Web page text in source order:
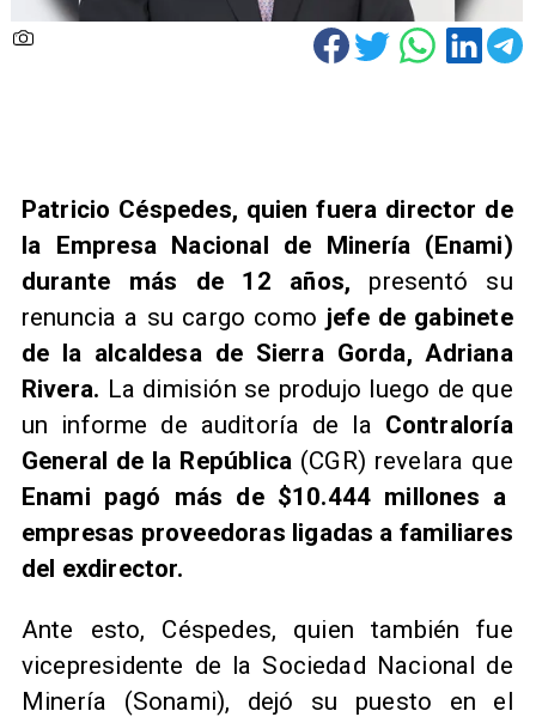
Patricio Céspedes, quien fuera director de
la Empresa Nacional de Minería (Enami)
durante más de 12 años, presentó su
renuncia a su cargo como jefe de gabinete
de la alcaldesa de Sierra Gorda, Adriana
Rivera. La dimisión se produjo luego de que
un informe de auditoría de la Contraloría
General de la República (CGR) revelara que
Enami pagó más de $10.444 millones a
empresas proveedoras ligadas a familiares
del exdirector.
Ante esto, Céspedes, quien también fue
vicepresidente de la Sociedad Nacional de
Minería (Sonami), dejó su puesto en el